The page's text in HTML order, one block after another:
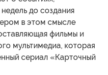
до создания
в этом смысле
фильмы и
мультимедиа, которая
сериал «Карточный